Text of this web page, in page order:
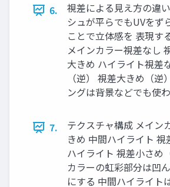
6.
視差による見え方の違
シュが平らでもUVをず
ことで立体感を 表現す
メインカラー視差なし
大きめ ハイライト視差
（逆） 視差大きめ（逆
ングは背景などでも使
7.
テクスチャ構成 メイン
きめ 中間ハイライト
ハイライト 視差小さめ
カラーの虹彩部分は凹
にする 中間ハイライト